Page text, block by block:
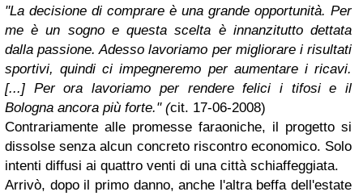
"La decisione di comprare è una grande opportunità. Per
me è un sogno e questa scelta è innanzitutto dettata
dalla passione. Adesso lavoriamo per migliorare i risultati
sportivi, quindi ci impegneremo per aumentare i ricavi.
[...] Per ora lavoriamo per rendere felici i tifosi e il
Bologna ancora più forte." (cit. 17-06-2008)
Contrariamente alle promesse faraoniche, il progetto si
dissolse senza alcun concreto riscontro economico. Solo
intenti diffusi ai quattro venti di una città schiaffeggiata.
Arrivò, dopo il primo danno, anche l'altra beffa dell'estate